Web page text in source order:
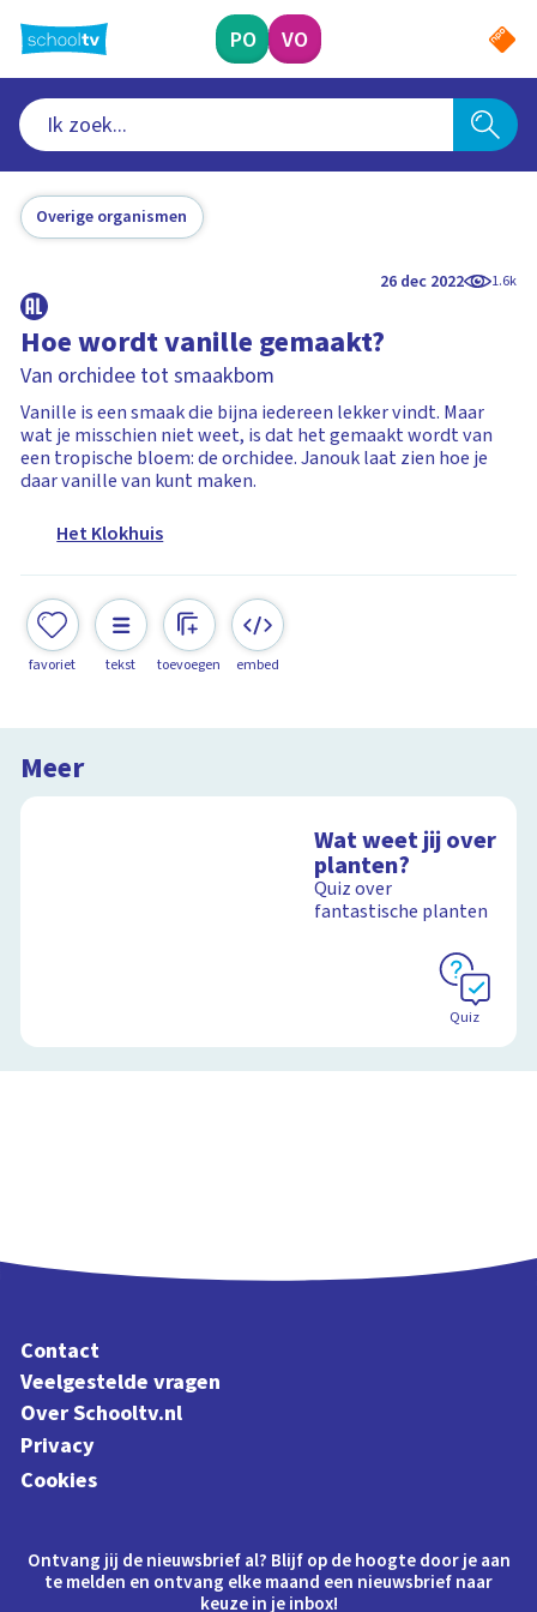
naar
hoofdinhoud
PO VO
Overige organismen
26 dec 2022 1.6k
Hoe wordt vanille gemaakt?
Van orchidee tot smaakbom
Vanille is een smaak die bijna iedereen lekker vindt. Maar
wat je misschien niet weet, is dat het gemaakt wordt van
een tropische bloem: de orchidee. Janouk laat zien hoe je
daar vanille van kunt maken.
Het Klokhuis
favoriet tekst toevoegen embed
Meer
Wat weet jij over
planten?
Quiz over
fantastische planten
Quiz
Contact
Veelgestelde vragen
Over Schooltv.nl
Privacy
Cookies
Ontvang jij de nieuwsbrief al? Blijf op de hoogte door je aan
te melden en ontvang elke maand een nieuwsbrief naar
keuze in je inbox!